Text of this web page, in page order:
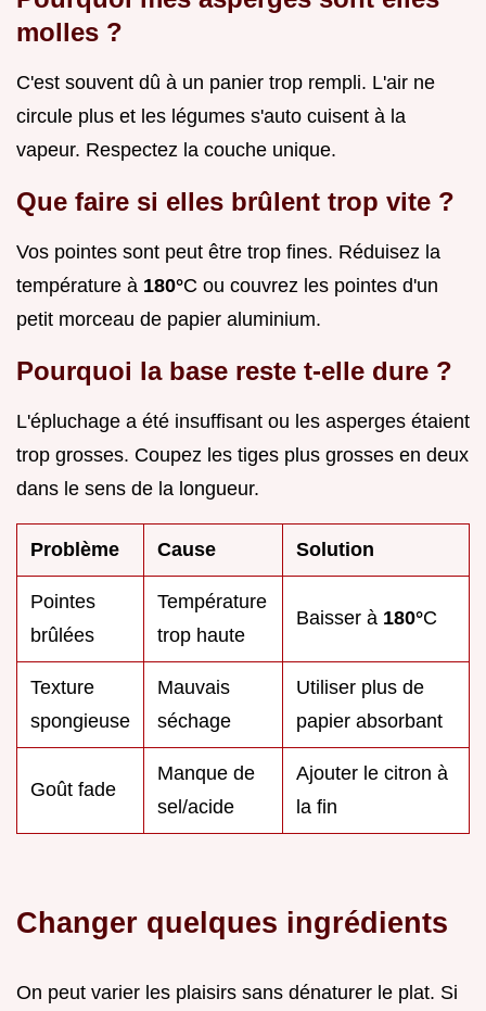
molles ?
C'est souvent dû à un panier trop rempli. L'air ne
circule plus et les légumes s'auto cuisent à la
vapeur. Respectez la couche unique.
Que faire si elles brûlent trop vite ?
Vos pointes sont peut être trop fines. Réduisez la
température à 180°C ou couvrez les pointes d'un
petit morceau de papier aluminium.
Pourquoi la base reste t-elle dure ?
L'épluchage a été insuffisant ou les asperges étaient
trop grosses. Coupez les tiges plus grosses en deux
dans le sens de la longueur.
Problème Cause Solution
Pointes
brûlées
Température
trop haute
Baisser à 180°C
Texture
spongieuse
Mauvais
séchage
Utiliser plus de
papier absorbant
Goût fade
Manque de
sel/acide
Ajouter le citron à
la fin
Changer quelques ingrédients
On peut varier les plaisirs sans dénaturer le plat. Si